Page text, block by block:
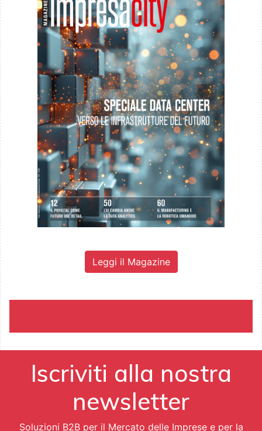
Leggi il Magazine
Iscriviti alla nostra
newsletter
Soluzioni B2B per il Mercato delle Imprese e per la